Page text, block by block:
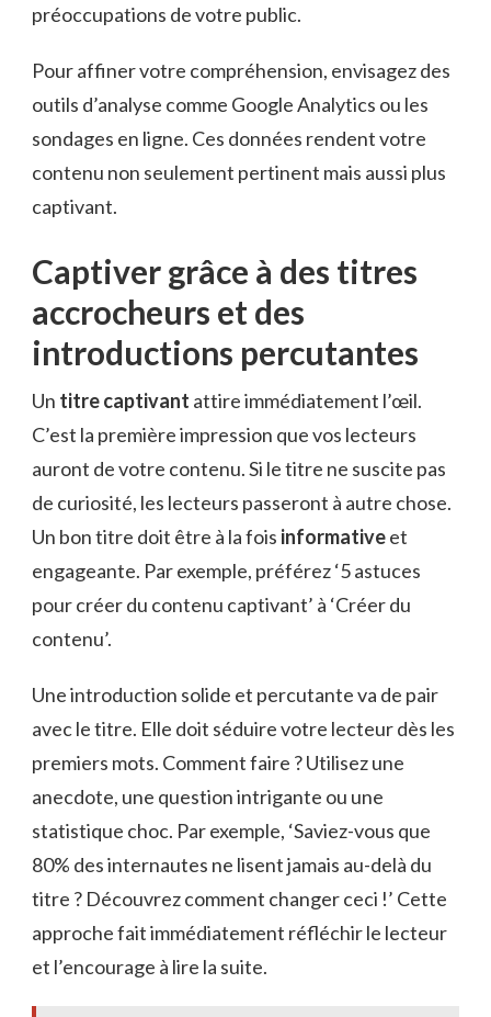
préoccupations de votre public.
Pour affiner votre compréhension, envisagez des
outils d’analyse comme Google Analytics ou les
sondages en ligne. Ces données rendent votre
contenu non seulement pertinent mais aussi plus
captivant.
Captiver grâce à des titres
accrocheurs et des
introductions percutantes
Un titre captivant attire immédiatement l’œil.
C’est la première impression que vos lecteurs
auront de votre contenu. Si le titre ne suscite pas
de curiosité, les lecteurs passeront à autre chose.
Un bon titre doit être à la fois informativeet
engageante. Par exemple, préférez ‘5 astuces
pour créer du contenu captivant’ à ‘Créer du
contenu’.
Une introduction solide et percutante va de pair
avec le titre. Elle doit séduire votre lecteur dès les
premiers mots. Comment faire ? Utilisez une
anecdote, une question intrigante ou une
statistique choc. Par exemple, ‘Saviez-vous que
80% des internautes ne lisent jamais au-delà du
titre ? Découvrez comment changer ceci !’ Cette
approche fait immédiatement réfléchir le lecteur
et l’encourage à lire la suite.